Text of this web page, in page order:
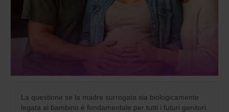
La questione se la madre surrogata sia biologicamente
legata al bambino è fondamentale per tutti i futuri genitori.